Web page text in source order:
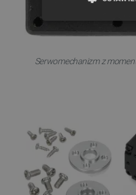
Serwomechanizm z
NIEZBĘDNE
Niezbędne
Niezbędne pliki cookie
podstawowych funkcji